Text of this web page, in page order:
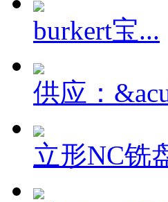
burkert宝...
供应：
立形NC铣